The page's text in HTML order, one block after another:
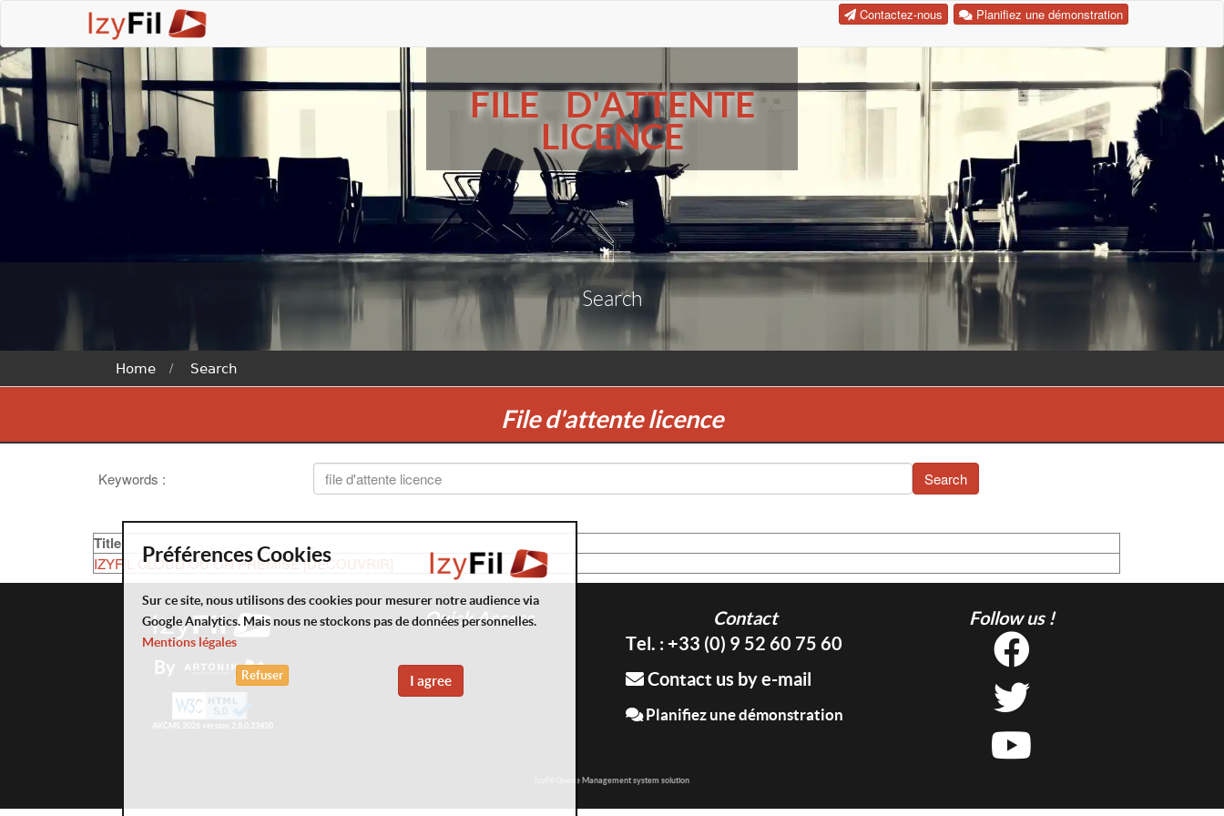
Planifiez une démonstration
Contactez-nous
FILE D'ATTENTE
LICENCE
Search
Home Search
File d'attente licence
Keywords : Search
Title
IZYFIL CLOUD OU ON PREMISE [DÉCOUVRIR]
By
AKCMS 2026 version 2.8.0.23450
Quick Access
Contact
Tel. : +33 (0) 9 52 60 75 60
Contact us by e-mail
Planifiez une démonstration
Follow us !
IzyFil Queue Management system solution
Préférences Cookies
Sur ce site, nous utilisons des cookies pour mesurer notre audience via
Google Analytics. Mais nous ne stockons pas de données personnelles.
Mentions légales
I agree
Refuser